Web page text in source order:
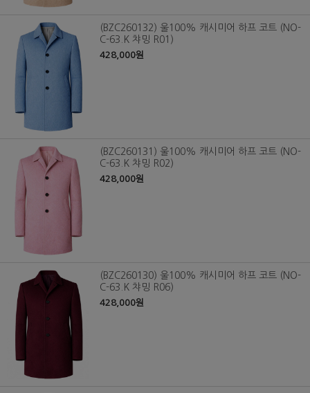
(BZC260132) 울100% 캐시미어 하프 코트 (NO-
C-63.K 챠밍 R01)
428,000원
(BZC260131) 울100% 캐시미어 하프 코트 (NO-
C-63.K 챠밍 R02)
428,000원
(BZC260130) 울100% 캐시미어 하프 코트 (NO-
C-63.K 챠밍 R06)
428,000원